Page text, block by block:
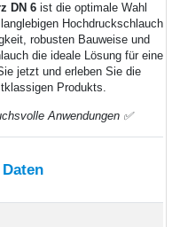
DN 6ist die optimale Wahl
Hochdruckschlauch
robusten Bauweise und
die ideale Lösung für eine
jetzt und erleben Sie die
Produkts.
Anwendungen ✅